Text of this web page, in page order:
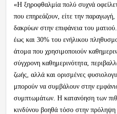
«Η ξηροφθαλμία πολύ συχνά
που επηρεάζουν, είτε την
δακρύων στην επιφάνεια του
έως και 30% του ενήλικου
άτομα που χρησιμοποιούν
σύγχρονη καθημερινότητα,
ζωής, αλλά και ορισμένες
μπορούν να συμβάλουν στην
συμπτωμάτων. Η κατανόηση των
κινδύνου βοηθά τόσο στην